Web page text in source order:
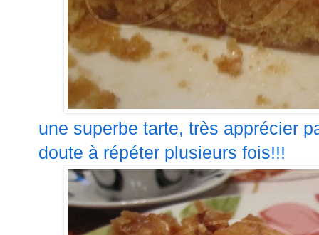
une superbe tarte, très apprécier
doute à répéter plusieurs fois!!!